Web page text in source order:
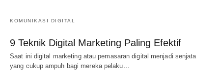
KOMUNIKASI DIGITAL
9 Teknik Digital Marketing Paling Efektif
Saat ini digital marketing atau pemasaran digital menjadi senjata
yang cukup ampuh bagi mereka pelaku…